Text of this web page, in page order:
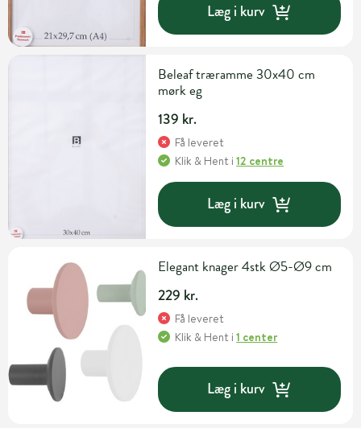
Læg i kurv
Beleaf træramme 30x40 cm
mørk eg
139 kr.
Få leveret
Klik & Hent i12 centre
Læg i kurv
Elegant knager 4stk Ø5-Ø9 cm
229 kr.
Få leveret
Klik & Hent i1 center
Læg i kurv